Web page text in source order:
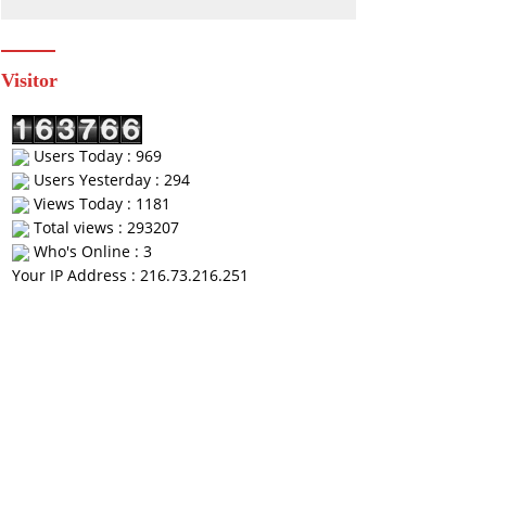
Visitor
Users Today : 969
Users Yesterday : 294
Views Today : 1181
Total views : 293207
Who's Online : 3
Your IP Address : 216.73.216.251